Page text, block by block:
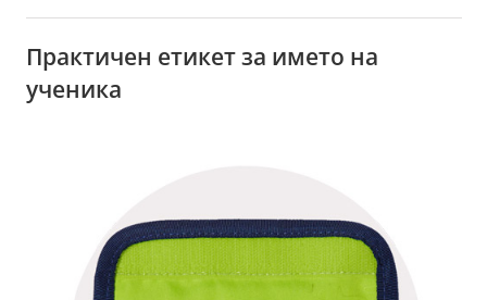
Практичен етикет за името на
ученика